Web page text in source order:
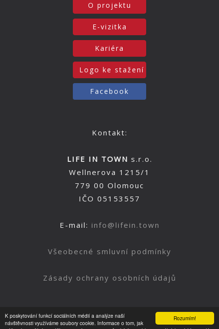
Rozumím!
K poskytování funkcí sociálních médií a analýze naší
návštěvnosti využíváme soubory cookie. Informace o tom, jak
O projektu
E-vizitka
Kariéra
Logo ke stažení
Facebook
Kontakt:
LIFE IN TOWN s.r.o.
Wellnerova 1215/1
779 00 Olomouc
IČO 05153557
E-mail: info@lifein.town
Všeobecné smluvní podmínky
Zásady ochrany osobních údajů
Nahoru